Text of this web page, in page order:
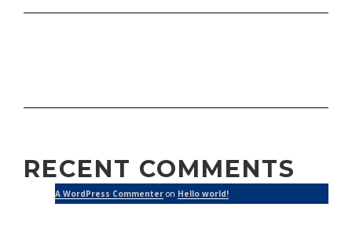
RECENT COMMENTS
A WordPress Commenter on Hello world!